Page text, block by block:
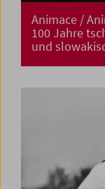
Animace /
100 Jahre
und